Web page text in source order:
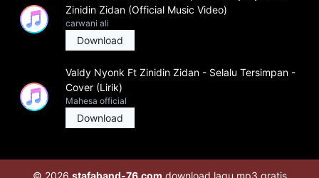
Zinidin Zidan (Official Music Video)
carwani ali
Download
Valdy Nyonk Ft Zinidin Zidan - Selalu Tersimpan -
Cover (Lirik)
Mahesa official
Download
© 2026 stafaband-76.com download lagu mp3 gratis